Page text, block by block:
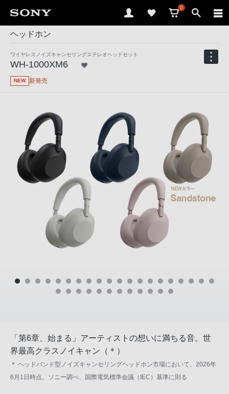
0
ヘッドホン
ワイヤレスノイズキャンセリングステレオヘッドセット
WH-1000XM6
NEW 新発売
「第6章、始まる」アーティストの想いに満ちる音。世
界最高クラスノイキャン（＊）
＊ ヘッドバンド型ノイズキャンセリングヘッドホン市場において、2026年
6月1日時点。ソニー調べ、国際電気標準会議（IEC）基準に則る